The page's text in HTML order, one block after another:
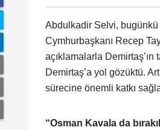
Abdulkadir Selvi, bugünkü
Cymhurbaşkanı Recep
açıklamalarla
Demirtaş’a yol gözüktü.
sürecine önemli katkı
“Osman Kavala da